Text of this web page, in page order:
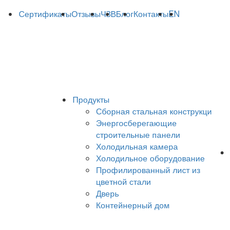
СертификатыОтзывыЧЗВБлогКонтактыEN
Продукты
Сборная стальная конструкци
Энергосберегающие
строительные панели
Холодильная камера
Холодильное оборудование
Профилированный лист из
цветной стали
Дверь
Контейнерный дом